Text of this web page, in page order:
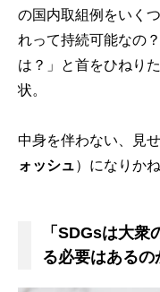
の国内取組例をいく
れって持続可能なの
は？」と首をひねり
状。
中身を伴わない、見
ォッシュ）になりか
「SDGsは大
る必要はあるの